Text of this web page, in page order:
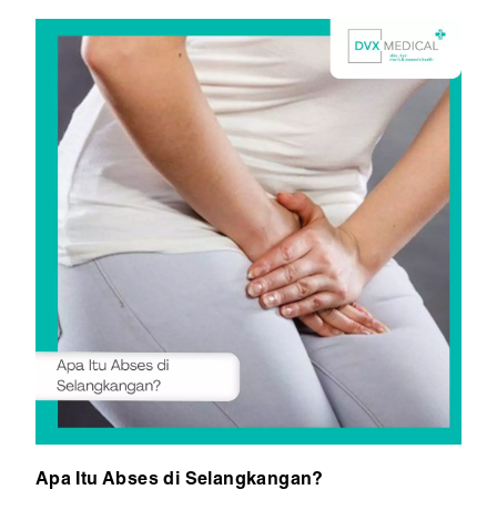
Apa Itu Abses di Selangkangan?